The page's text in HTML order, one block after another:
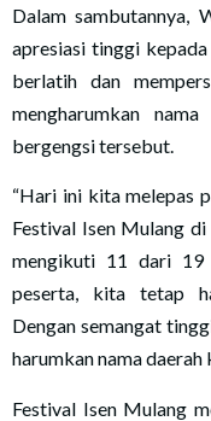
Dalam sambutannya,
apresiasi tinggi
berlatih dan
mengharumkan
bergengsi tersebut.
“Hari ini kita melepas
Festival Isen Mulang
mengikuti 11 dari 19
peserta, kita tetap
Dengan semangat
harumkan nama
Festival Isen Mulang